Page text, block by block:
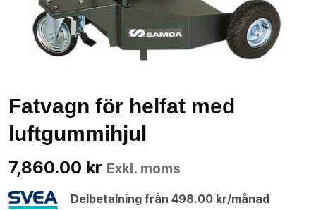
Delbetalning från 498.00 kr/månad
7,860.00 kr Exkl. moms
Fatvagn för helfat med
luftgummihjul